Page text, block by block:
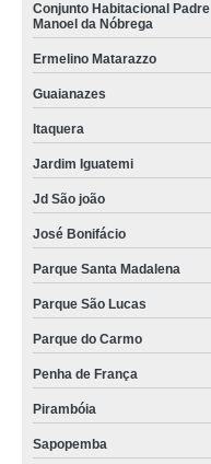
Conjunto Habitacional Padre
Manoel da Nóbrega
Ermelino Matarazzo
Guaianazes
Itaquera
Jardim Iguatemi
Jd São joão
José Bonifácio
Parque Santa Madalena
Parque São Lucas
Parque do Carmo
Penha de França
Pirambóia
Sapopemba